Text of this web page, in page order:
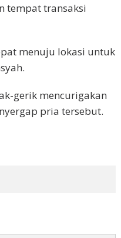
tempat transaksi
menuju lokasi untuk
gerik mencurigakan
pria tersebut.